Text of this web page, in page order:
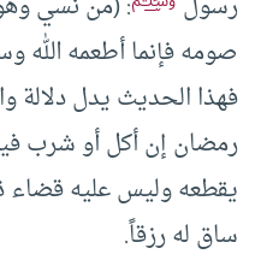
صومه فإنما أطعمه الله
فهذا الحديث يدل
رمضان إن أكل أو شرب
يقطعه وليس عليه قضاء
ساق له رزقاً.